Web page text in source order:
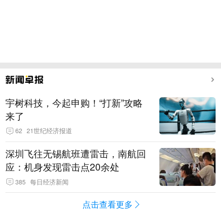
宇树科技，今起申购！“打新”攻略
来了
62 21世纪经济报道
深圳飞往无锡航班遭雷击，南航回
应：机身发现雷击点20余处
385 每日经济新闻
点击查看更多